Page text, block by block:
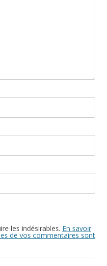
les indésirables. En savoir
de vos commentaires sont